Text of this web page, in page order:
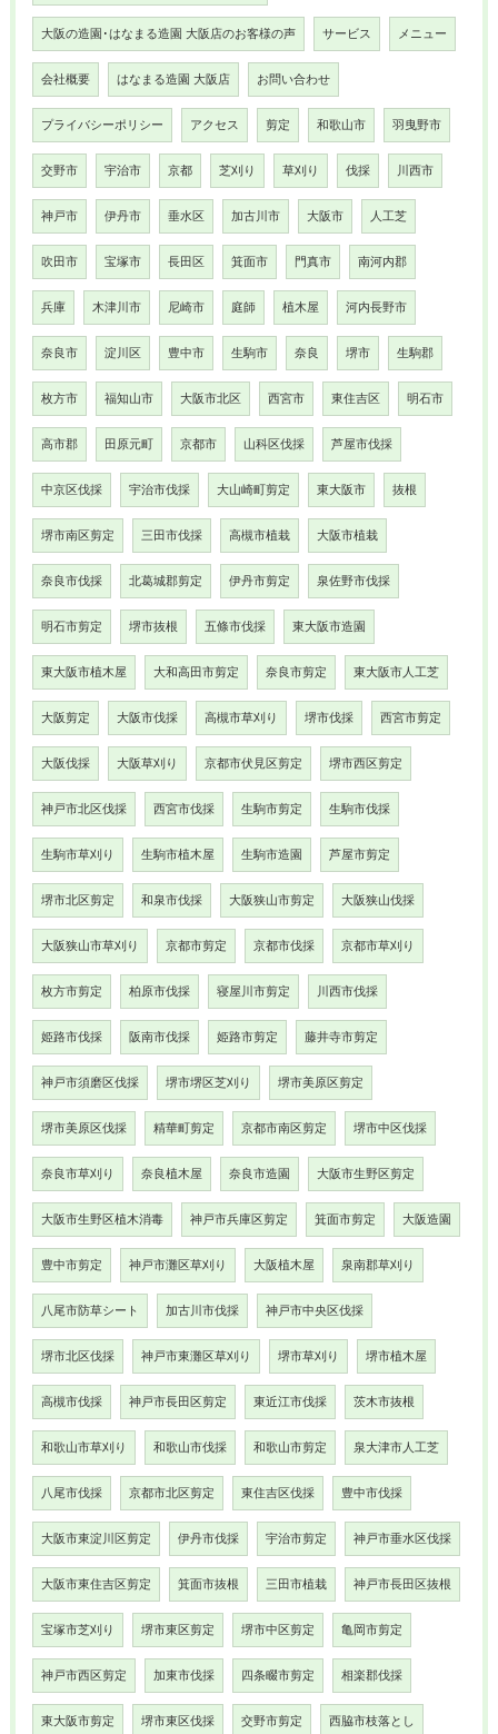
大阪の造園･はなまる造園 大阪店のお客様の声 サービス メニュー
会社概要 はなまる造園 大阪店 お問い合わせ
プライバシーポリシー アクセス 剪定 和歌山市 羽曳野市
交野市 宇治市 京都 芝刈り 草刈り 伐採 川西市
神戸市 伊丹市 垂水区 加古川市 大阪市 人工芝
吹田市 宝塚市 長田区 箕面市 門真市 南河内郡
兵庫 木津川市 尼崎市 庭師 植木屋 河内長野市
奈良市 淀川区 豊中市 生駒市 奈良 堺市 生駒郡
枚方市 福知山市 大阪市北区 西宮市 東住吉区 明石市
高市郡 田原元町 京都市 山科区伐採 芦屋市伐採
中京区伐採 宇治市伐採 大山崎町剪定 東大阪市 抜根
堺市南区剪定 三田市伐採 高槻市植栽 大阪市植栽
奈良市伐採 北葛城郡剪定 伊丹市剪定 泉佐野市伐採
明石市剪定 堺市抜根 五條市伐採 東大阪市造園
東大阪市植木屋 大和高田市剪定 奈良市剪定 東大阪市人工芝
大阪剪定 大阪市伐採 高槻市草刈り 堺市伐採 西宮市剪定
大阪伐採 大阪草刈り 京都市伏見区剪定 堺市西区剪定
神戸市北区伐採 西宮市伐採 生駒市剪定 生駒市伐採
生駒市草刈り 生駒市植木屋 生駒市造園 芦屋市剪定
堺市北区剪定 和泉市伐採 大阪狭山市剪定 大阪狭山伐採
大阪狭山市草刈り 京都市剪定 京都市伐採 京都市草刈り
枚方市剪定 柏原市伐採 寝屋川市剪定 川西市伐採
姫路市伐採 阪南市伐採 姫路市剪定 藤井寺市剪定
神戸市須磨区伐採 堺市堺区芝刈り 堺市美原区剪定
堺市美原区伐採 精華町剪定 京都市南区剪定 堺市中区伐採
奈良市草刈り 奈良植木屋 奈良市造園 大阪市生野区剪定
大阪市生野区植木消毒 神戸市兵庫区剪定 箕面市剪定 大阪造園
豊中市剪定 神戸市灘区草刈り 大阪植木屋 泉南郡草刈り
八尾市防草シート 加古川市伐採 神戸市中央区伐採
堺市北区伐採 神戸市東灘区草刈り 堺市草刈り 堺市植木屋
高槻市伐採 神戸市長田区剪定 東近江市伐採 茨木市抜根
和歌山市草刈り 和歌山市伐採 和歌山市剪定 泉大津市人工芝
八尾市伐採 京都市北区剪定 東住吉区伐採 豊中市伐採
大阪市東淀川区剪定 伊丹市伐採 宇治市剪定 神戸市垂水区伐採
大阪市東住吉区剪定 箕面市抜根 三田市植栽 神戸市長田区抜根
宝塚市芝刈り 堺市東区剪定 堺市中区剪定 亀岡市剪定
神戸市西区剪定 加東市伐採 四条畷市剪定 相楽郡伐採
東大阪市剪定 堺市東区伐採 交野市剪定 西脇市枝落とし